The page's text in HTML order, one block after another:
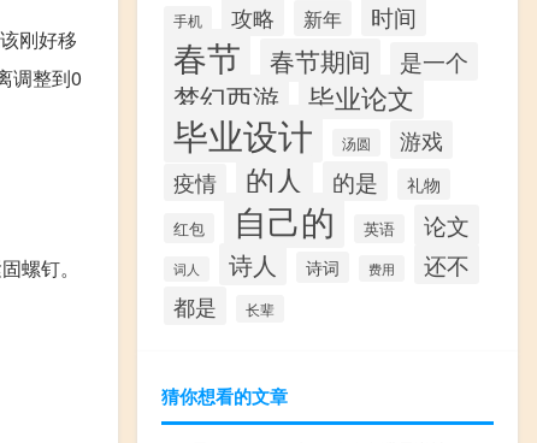
刚好移
调整到0
螺钉。
手机 攻略 新年 时间
春节 春节期间 是一个
梦幻西游 毕业论文
毕业设计 汤圆 游戏
疫情 的人 的是 礼物
红包 自己的 英语 论文
词人 诗人 诗词 费用 还不
都是 长辈
猜你想看的文章